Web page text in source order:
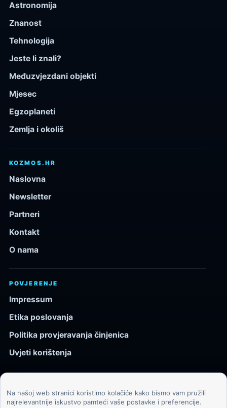
Astronomija
Znanost
Tehnologija
Jeste li znali?
Međuzvjezdani objekti
Mjesec
Egzoplaneti
Zemlja i okoliš
KOZMOS.HR
Naslovna
Newsletter
Partneri
Kontakt
O nama
POVJERENJE
Impressum
Etika poslovanja
Politika provjeravanja činjenica
Uvjeti korištenja
© 2026 Kozmos.hr. Sva prava pridržana.
Na našoj web stranici koristimo kolačiće kako bismo vam pružili
najrelevantnije iskustvo pamteći vaše postavke i preferencije.